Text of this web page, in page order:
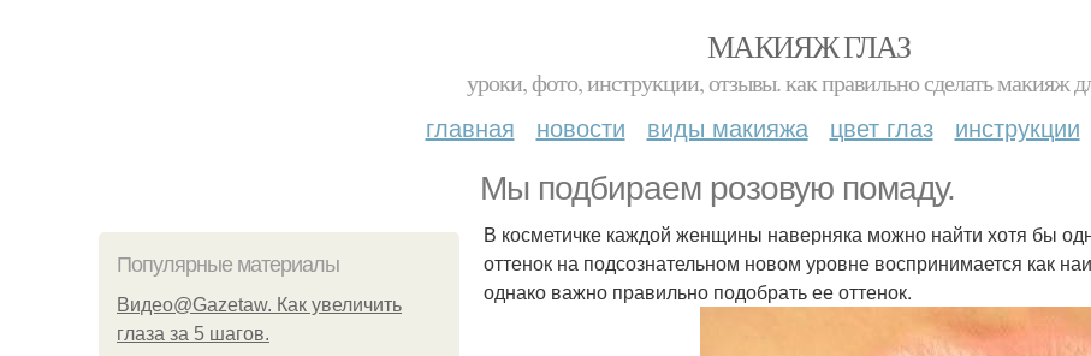
МАКИЯЖ ГЛАЗ
уроки, фото, инструкции, отзывы. как правильно сделать макияж
главная новости виды макияжа цвет глаз инструкции
Мы подбираем розовую помаду.
Популярные материалы
Видео@Gazetaw. Как увеличить
глаза за 5 шагов.
В косметичке каждой женщины наверняка можно найти хотя бы
оттенок на подсознательном новом уровне воспринимается как
однако важно правильно подобрать ее оттенок.